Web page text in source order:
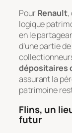
PourRenault,
logique
en le
d’une partie
dépositaires
assurant la
patrimoine
Flins, un
futur